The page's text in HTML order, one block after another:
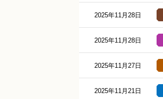
2025年11月28日
2025年11月28日
2025年11月27日
2025年11月21日